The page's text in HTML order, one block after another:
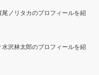
尾ノリタカのプロフィールを紹
水沢林太郎のプロフィールを紹